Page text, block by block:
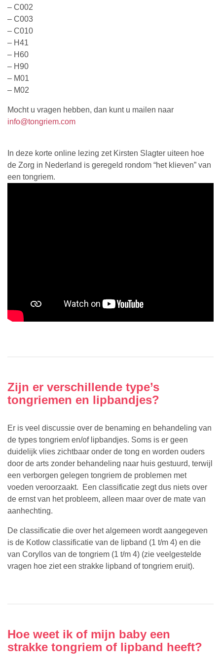
– C002
– C003
– C010
– H41
– H60
– H90
– M01
– M02
Mocht u vragen hebben, dan kunt u mailen naar
info@tongriem.com
In deze korte online lezing zet Kirsten Slagter uiteen hoe
de Zorg in Nederland is geregeld rondom “het klieven” van
een tongriem.
Zijn er verschillende type’s
tongriemen en lipbandjes?
Er is veel discussie over de benaming en behandeling van
de types tongriem en/of lipbandjes. Soms is er geen
duidelijk vlies zichtbaar onder de tong en worden ouders
door de arts zonder behandeling naar huis gestuurd, terwijl
een verborgen gelegen tongriem de problemen met
voeden veroorzaakt. Een classificatie zegt dus niets over
de ernst van het probleem, alleen maar over de mate van
aanhechting.
De classificatie die over het algemeen wordt aangegeven
is de Kotlow classificatie van de lipband (1 t/m 4) en die
van Coryllos van de tongriem (1 t/m 4) (zie veelgestelde
vragen hoe ziet een strakke lipband of tongriem eruit).
Hoe weet ik of mijn baby een
strakke tongriem of lipband heeft?